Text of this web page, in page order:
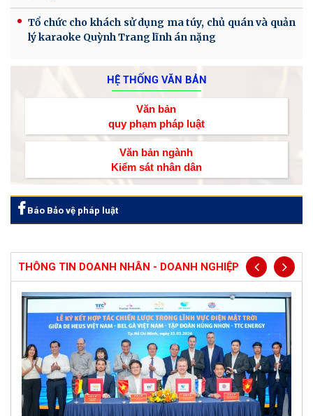
Tổ chức cho khách sử dụng ma túy, chủ quán và quản
lý karaoke Quỳnh Trang lĩnh án nặng
HỆ THỐNG VĂN BẢN
Văn bản
quy phạm pháp luật
Văn bản ngành
Kiểm sát nhân dân
Báo Bảo vệ pháp luật
THÔNG TIN DOANH NHÂN - DOANH NGHIỆP